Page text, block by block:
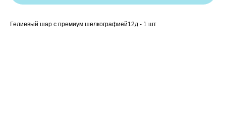
Гелиевый шар с премиум шелкографией12д - 1 шт